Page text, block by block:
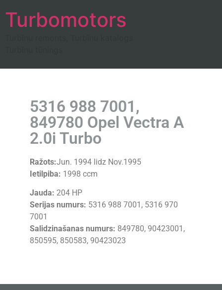
Turbomotors
5316 988 7001,
849780 Opel Vectra A
2.0i Turbo
Ražots:Jun. 1994 lidz Nov.1995
Ietilpiba: 1998 ccm
Jauda: 204 HP
Serijas numurs: 5316 988 7001, 5316 970
7001
Salidzinašanas numurs: 849780, 90423001,
850595, 850583, 90423023